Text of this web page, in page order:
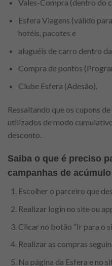
Vales-Compra (dentro do
Esfera Viagens (válido
hotéis, pacotes e
aluguéis de carro dentro
Compra de pontos
Clube Esfera (Adesão).
Ressaltando que os cupons
utilizados de modo
desconto.
Saiba o que é preciso
campanhas de
Escolher o parceiro que
Realizar login no site ou
Clicar no botão “Ir para o
Realizar as compras
Na página da Esfera e no